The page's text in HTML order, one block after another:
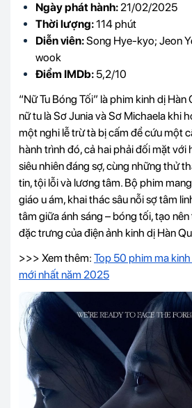
Ngày phát hành: 21/02/2025
Thời lượng:114 phút
Diễn viên:Song Hye-kyo; Jeon
wook
Điểm IMDb: 5,2/10
“Nữ Tu Bóng Tối” là phim kinh dị
nữ tu là Sơ Junia và Sơ Michaela khi
một nghi lễ trừ tà bị cấm để cứu một
hành trình đó, cả hai phải đối mặt với
siêu nhiên đáng sợ, cùng những thử
tin, tội lỗi và lương tâm. Bộ phim
giáo u ám, khai thác sâu nỗi sợ tâm
tâm giữa ánh sáng – bóng tối, tạo
đặc trưng của điện ảnh kinh dị Hàn
>>> Xem thêm: Top 50 phim ma
mới nhất năm 2025